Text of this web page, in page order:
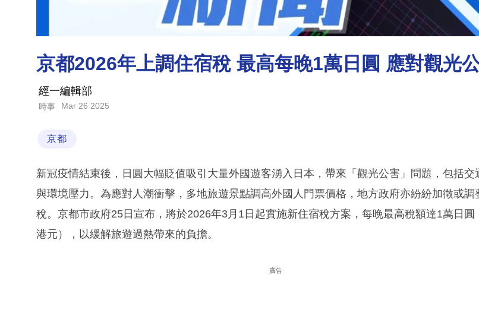
京都2026年上調住宿稅 最高每晚1萬日圓 應對觀光
經一編輯部
時事 Mar 26 2025
京都
新冠疫情結束後，日圓大幅貶值吸引大量外國遊客湧入日本，帶來「觀光公害」問題，包括交
與環境壓力。為應對人潮衝擊，多地旅遊景點調高外國人門票價格，地方政府亦紛紛加徵或調
稅。京都市政府25日宣布，將於2026年3月1日起實施新住宿稅方案，每晚最高稅額達1萬日圓
港元），以緩解旅遊過熱帶來的負擔。
廣告